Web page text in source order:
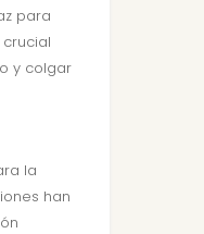
para
y colgar
la
han